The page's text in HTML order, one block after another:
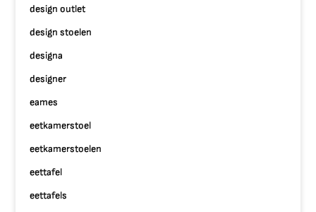
design outlet
design stoelen
designa
designer
eames
eetkamerstoel
eetkamerstoelen
eettafel
eettafels